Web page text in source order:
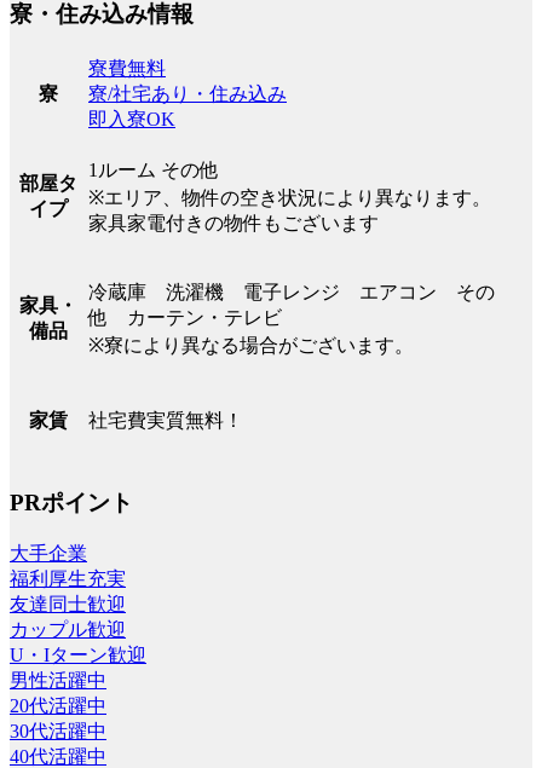
寮・住み込み情報
寮
寮費無料
寮/社宅あり・住み込み
即入寮OK
部屋タ
イプ
1ルーム その他
※エリア、物件の空き状況により異なります。
家具家電付きの物件もございます
家具・
備品
冷蔵庫 洗濯機 電子レンジ エアコン その
他 カーテン・テレビ
※寮により異なる場合がございます。
家賃 社宅費実質無料！
PRポイント
大手企業
福利厚生充実
友達同士歓迎
カップル歓迎
U・Iターン歓迎
男性活躍中
20代活躍中
30代活躍中
40代活躍中